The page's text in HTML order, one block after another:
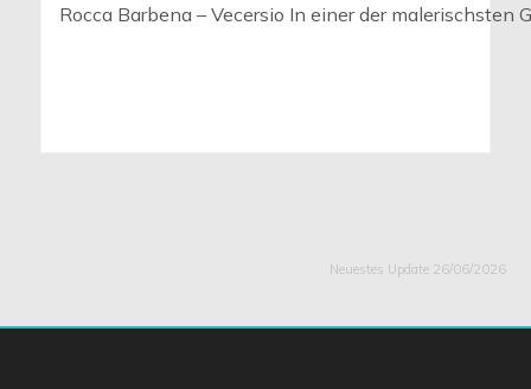
Rocca Barbena – Vecersio In einer der malerischsten
Neuestes Update 26/06/2026